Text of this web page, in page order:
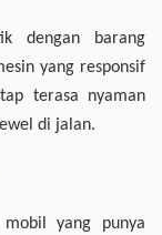
dengan barang
yang responsif
terasa nyaman
di jalan.
yang punya